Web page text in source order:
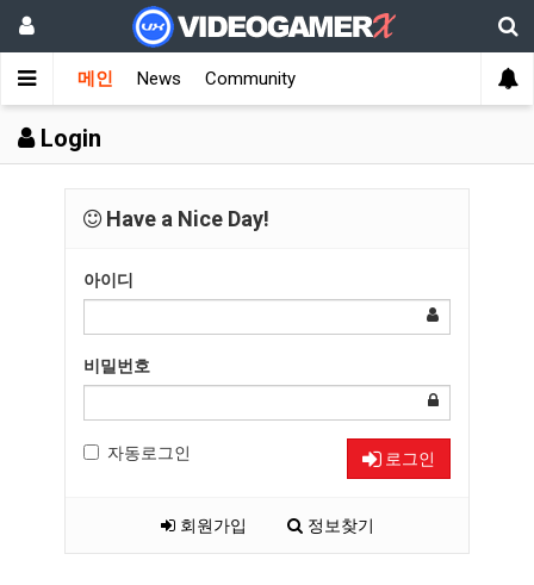
메인 News Community
Login
Have a Nice Day!
아이디
비밀번호
자동로그인 로그인
회원가입 정보찾기